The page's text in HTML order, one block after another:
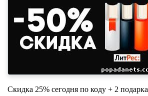
Скидка 25% сегодня по коду + 2 подарка